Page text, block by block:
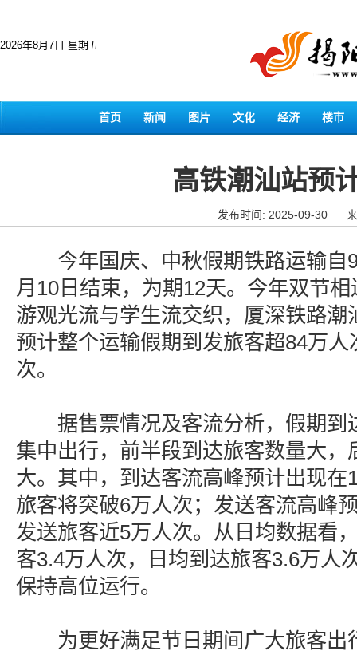
2026年8月7日 星期五
首页 新闻 图片 文化 经济 楼市
高铁潮汕站预
发布时间: 2025-09-30
今年国庆、中秋假期铁路运输自9
月10日结束，为期12天。今年双节
游观光流与学生流交织，厦深铁路潮
预计整个运输假期到发旅客超84万
次。
据售票情况及客流分析，假期到
集中出行，前半段到达旅客数量大，
大。其中，到达客流高峰预计出现在
旅客将突破6万人次；发送客流高峰
发送旅客近5万人次。从日均数据看
客3.4万人次，日均到达旅客3.6万人
保持高位运行。
为更好满足节日期间广大旅客出